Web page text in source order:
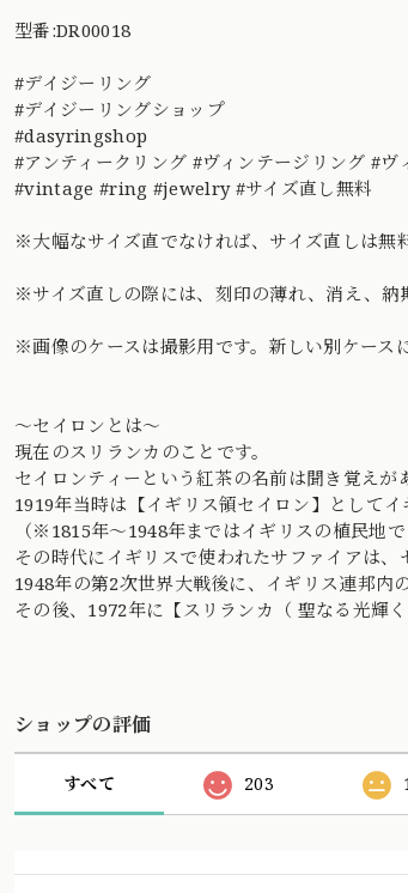
型番:DR00018
#デイジーリング
#デイジーリングショップ
#dasyringshop
#アンティークリング #ヴィンテージリング
#vintage #ring #jewelry #サイズ直し無料
※大幅なサイズ直でなければ、サイズ直しは無
※サイズ直しの際には、刻印の薄れ、消え、
※画像のケースは撮影用です。新しい別ケース
〜セイロンとは〜
現在のスリランカのことです。
セイロンティーという紅茶の名前は聞き覚え
1919年当時は【イギリス領セイロン】として
（※1815年〜1948年まではイギリスの植民地で
その時代にイギリスで使われたサファイアは
1948年の第2次世界大戦後に、イギリス連邦
その後、1972年に【スリランカ（ 聖なる光輝
ショップの評価
すべて 203